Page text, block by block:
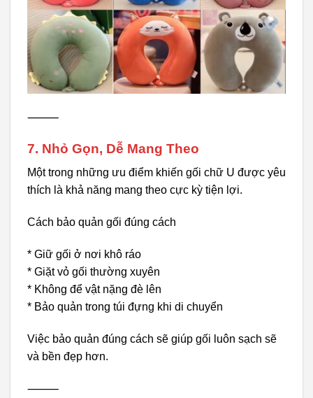
⸻
7. Nhỏ Gọn, Dễ Mang Theo
Một trong những ưu điểm khiến gối chữ U được yêu
thích là khả năng mang theo cực kỳ tiện lợi.
Cách bảo quản gối đúng cách
* Giữ gối ở nơi khô ráo
* Giặt vỏ gối thường xuyên
* Không để vật nặng đè lên
* Bảo quản trong túi đựng khi di chuyển
Việc bảo quản đúng cách sẽ giúp gối luôn sạch sẽ
và bền đẹp hơn.
⸻